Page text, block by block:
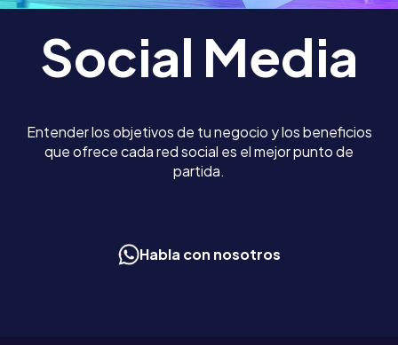
Social Media
Entender los objetivos de tu negocio y los beneficios
que ofrece cada red social es el mejor punto de
partida.
Habla con nosotros